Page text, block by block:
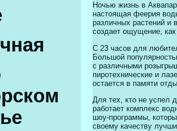
Ночью жизнь в
настоящая феерия
различных растений и
создает ощущение,
С 23 часов для
Большой
с различными
пиротехнические и
остается в памяти
Для тех, кто не успел
работает комплекс
шоу-программы,
своему качеству